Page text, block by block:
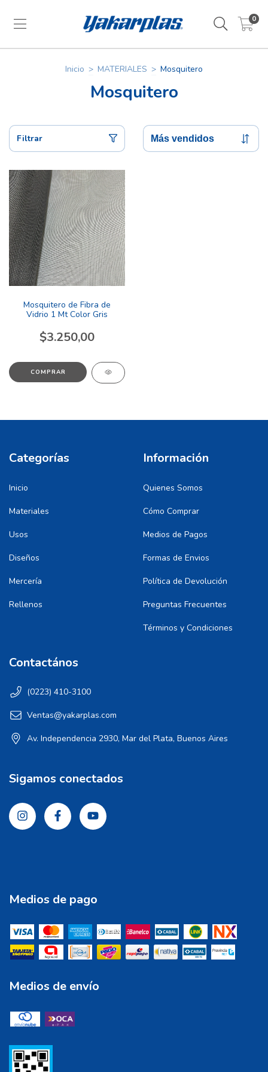
0
Inicio > MATERIALES > Mosquitero
Mosquitero
Filtrar
Mosquitero de Fibra de
Vidrio 1 Mt Color Gris
$3.250,00
Categorías
Inicio
Materiales
Usos
Diseños
Mercería
Rellenos
Información
Quienes Somos
Cómo Comprar
Medios de Pagos
Formas de Envios
Política de Devolución
Preguntas Frecuentes
Términos y Condiciones
Contactános
(0223) 410-3100
Ventas@yakarplas.com
Av. Independencia 2930, Mar del Plata, Buenos Aires
Sigamos conectados
Medios de pago
Medios de envío